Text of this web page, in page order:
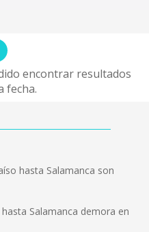
encontrar resultados
fecha.
hasta Salamanca son
Salamanca demora en